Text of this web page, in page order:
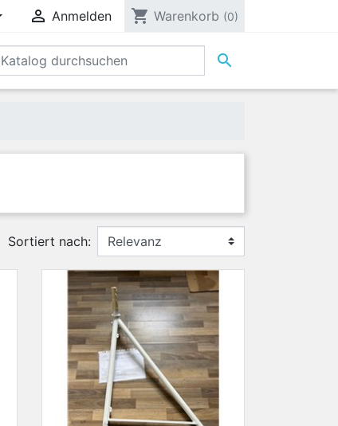
 Anmelden shopping_cart Warenkorb (0)

Sortiert nach: